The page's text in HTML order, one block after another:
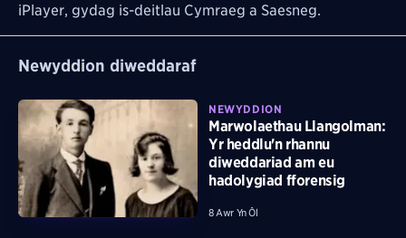
iPlayer, gydag is-deitlau Cymraeg a Saesneg.
Newyddion diweddaraf
NEWYDDION
Marwolaethau Llangolman:
Yr heddlu'n rhannu
diweddariad am eu
hadolygiad fforensig
8 Awr Yn Ôl